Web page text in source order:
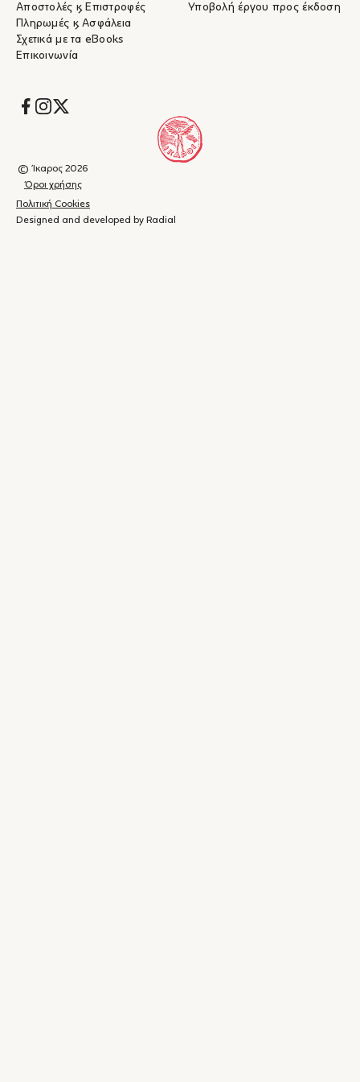
– Γιώργος-Ίκαρος Μπαμπασάκης, Bookpress
Αποστολές & Επιστροφές
Πληρωμές & Ασφάλεια
Σχετικά με τα eBooks
Επικοινωνία
Υποβολή έργου προς έκδοση
Socials
© Ίκαρος 2026
Όροι χρήσης
Πολιτική Cookies
Designed and developed by Radial